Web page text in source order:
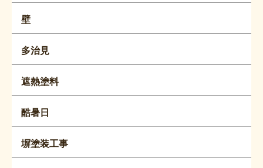
壁
多治見
遮熱塗料
酷暑日
塀塗装工事